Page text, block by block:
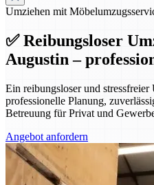
Umziehen mit
✅ Reibungsloser
Augustin –
Ein reibungsloser und
professionelle Planung,
Betreuung für Privat und
Angebot anfordern